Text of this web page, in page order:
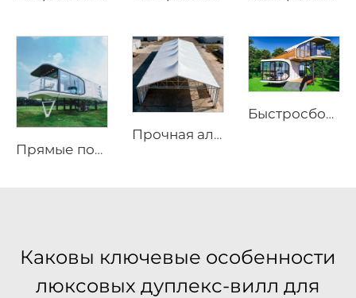
Прямые поставки с фабрики, водонепроницаемые тенты для улицы, дома с жесткой оболочкой, роскошный отель-палатка, дом
Прочная алюминиевая складская конструкция | Бескаркасный промышленный складской шатёр для логистики и производства
Быстросборный модульный кабинет Apple | Прочный мобильный prefab-металлический модуль для роскошного глэмпинга и современных гостиничных проектов
Каковы ключевые особенности
люксовых дуплекс-вилл для